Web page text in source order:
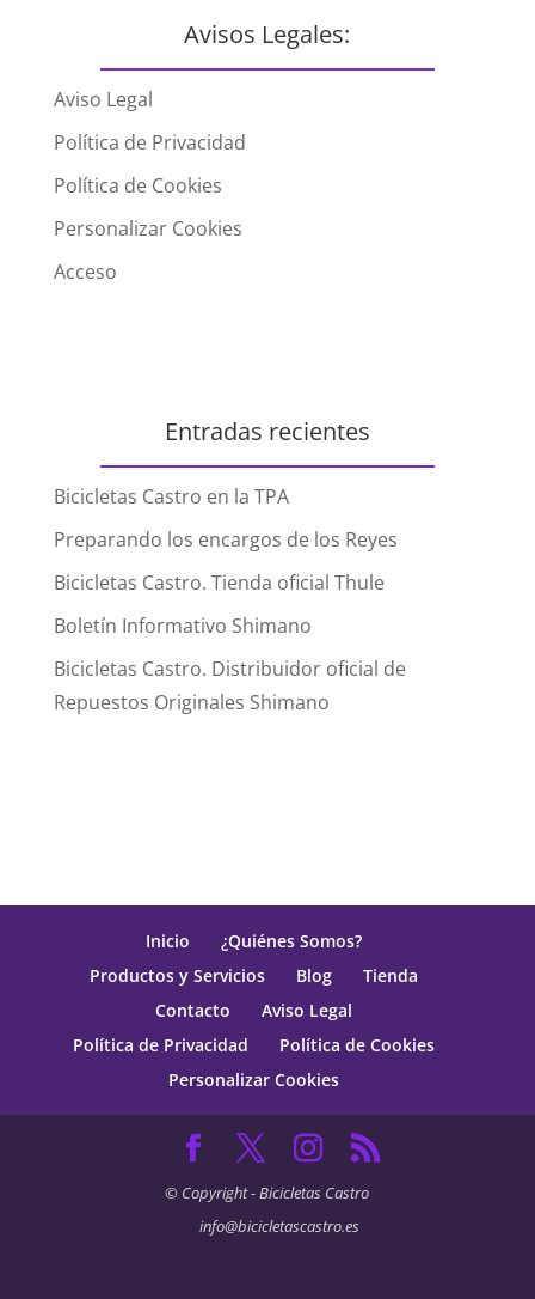
Avisos Legales:
Aviso Legal
Política de Privacidad
Política de Cookies
Personalizar Cookies
Acceso
Entradas recientes
Bicicletas Castro en la TPA
Preparando los encargos de los Reyes
Bicicletas Castro. Tienda oficial Thule
Boletín Informativo Shimano
Bicicletas Castro. Distribuidor oficial de
Repuestos Originales Shimano
Inicio
¿Quiénes Somos?
Productos y Servicios
Blog
Tienda
Contacto
Aviso Legal
Política de Privacidad
Política de Cookies
Personalizar Cookies
© Copyright - Bicicletas Castro
info@bicicletascastro.es